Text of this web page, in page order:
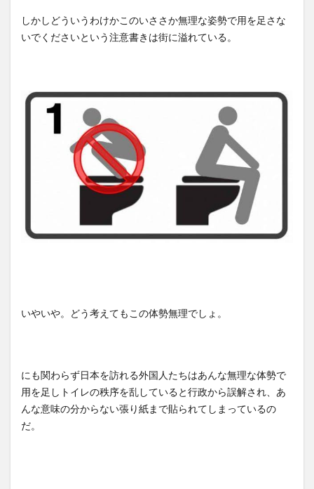
しかしどういうわけかこのいささか無理な姿勢で用を足さな
いでくださいという注意書きは街に溢れている。
いやいや。どう考えてもこの体勢無理でしょ。
にも関わらず日本を訪れる外国人たちはあんな無理な体勢で
用を足しトイレの秩序を乱していると行政から誤解され、あ
んな意味の分からない張り紙まで貼られてしまっているの
だ。